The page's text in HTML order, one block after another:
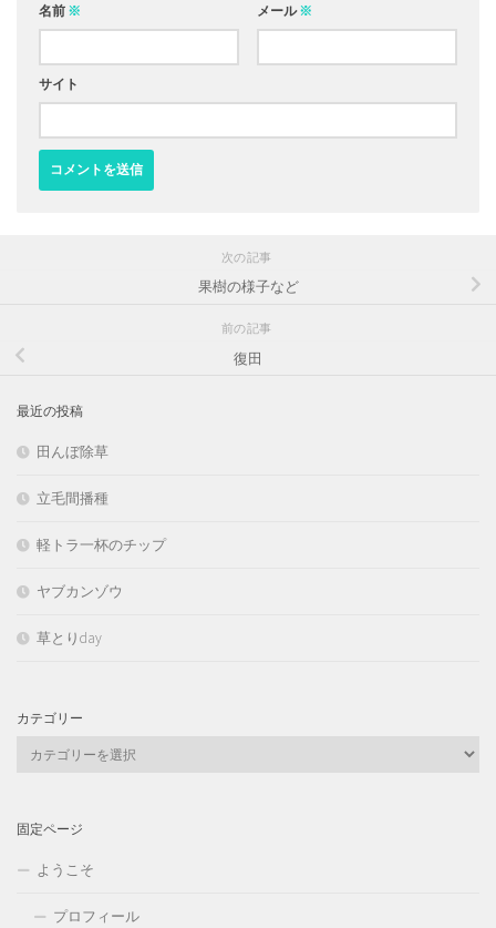
名前 ※ メール※
サイト
次の記事
果樹の様子など
前の記事
復田
最近の投稿
田んぼ除草
立毛間播種
軽トラ一杯のチップ
ヤブカンゾウ
草とりday
カテゴリー
ー
固定ページ
ようこそ
プロフィール